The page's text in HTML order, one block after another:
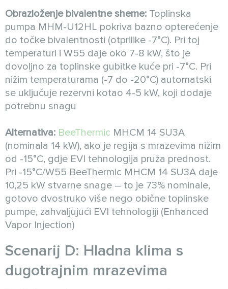
Obrazloženje bivalentne sheme: Toplinska
pumpa MHM-U12HL pokriva bazno opterećenje
do točke bivalentnosti (otprilike -7°C). Pri toj
temperaturi i W55 daje oko 7-8 kW, što je
dovoljno za toplinske gubitke kuće pri -7°C. Pri
nižim temperaturama (-7 do -20°C) automatski
se uključuje rezervni kotao 4-5 kW, koji dodaje
potrebnu snagu
Alternativa: BeeThermic MHCM 14 SU3A
(nominala 14 kW), ako je regija s mrazevima nižim
od -15°C, gdje EVI tehnologija pruža prednost.
Pri -15°C/W55 BeeThermic MHCM 14 SU3A daje
10,25 kW stvarne snage – to je 73% nominale,
gotovo dvostruko više nego obične toplinske
pumpe, zahvaljujući EVI tehnologiji (Enhanced
Vapor Injection)
Scenarij D: Hladna klima s
dugotrajnim mrazevima